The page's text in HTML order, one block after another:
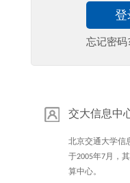
登
忘记密码
交大信息中
北京交通大学信
于2005年7月，
算中心。